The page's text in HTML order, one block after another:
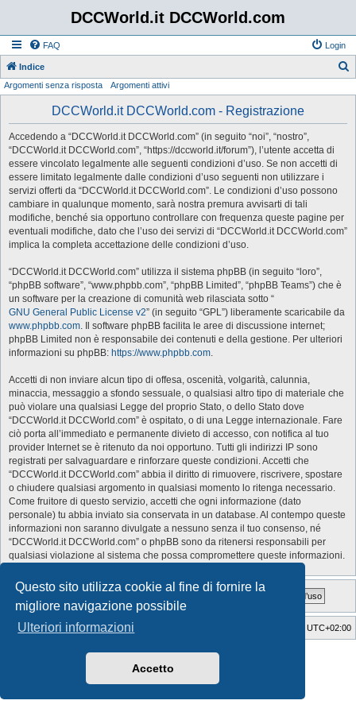
Questo sito utilizza cookie al fine di fornire la
migliore navigazione possibile
Ulteriori informazioni
Accetto
DCCWorld.it DCCWorld.com
FAQ Login
Indice
Argomenti senza risposta Argomenti attivi
DCCWorld.it DCCWorld.com - Registrazione
Accedendo a “DCCWorld.it DCCWorld.com” (in seguito “noi”, “nostro”,
“DCCWorld.it DCCWorld.com”, “https://dccworld.it/forum”), l’utente accetta di
essere vincolato legalmente alle seguenti condizioni d’uso. Se non accetti di
essere limitato legalmente dalle condizioni d’uso seguenti non utilizzare i
servizi offerti da “DCCWorld.it DCCWorld.com”. Le condizioni d’uso possono
cambiare in qualunque momento, sarà nostra premura avvisarti di tali
modifiche, benché sia opportuno controllare con frequenza queste pagine per
eventuali modifiche, dato che l’uso dei servizi di “DCCWorld.it DCCWorld.com”
implica la completa accettazione delle condizioni d’uso.
“DCCWorld.it DCCWorld.com” utilizza il sistema phpBB (in seguito “loro”,
“phpBB software”, “www.phpbb.com”, “phpBB Limited”, “phpBB Teams”) che è
un software per la creazione di comunità web rilasciata sotto “
GNU General Public License v2” (in seguito “GPL”) liberamente scaricabile da
www.phpbb.com. Il software phpBB facilita le aree di discussione internet;
phpBB Limited non è responsabile dei contenuti e della gestione. Per ulteriori
informazioni su phpBB: https://www.phpbb.com.
Accetti di non inviare alcun tipo di offesa, oscenità, volgarità, calunnia,
minaccia, messaggio a sfondo sessuale, o qualsiasi altro tipo di materiale che
può violare una qualsiasi Legge del proprio Stato, o dello Stato dove
“DCCWorld.it DCCWorld.com” è ospitato, o di una Legge internazionale. Fare
ciò porta all’immediato e permanente divieto di accesso, con notifica al tuo
provider Internet se è ritenuto da noi opportuno. Tutti gli indirizzi IP sono
registrati per salvaguardare e rinforzare queste condizioni. Accetti che
“DCCWorld.it DCCWorld.com” abbia il diritto di rimuovere, riscrivere, spostare
o chiudere qualsiasi argomento in qualsiasi momento lo ritenga necessario.
Come fruitore di questo servizio, accetti che ogni informazione (dato
personale) tu abbia inviato sia conservata in un database. Al contempo queste
informazioni non saranno divulgate a nessuno senza il tuo consenso, né
“DCCWorld.it DCCWorld.com” o phpBB sono da ritenersi responsabili per
qualsiasi violazione al sistema che possa compromettere queste informazioni.
Indice UTC+02:00
Style Developer by ©GTA game
phpBB